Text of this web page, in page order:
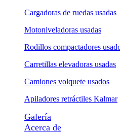
Cargadoras de ruedas usadas
Motoniveladoras usadas
Rodillos compactadores
Carretillas elevadoras usadas
Camiones volquete usados
Apiladores retráctiles Kalmar
Galería
Acerca de